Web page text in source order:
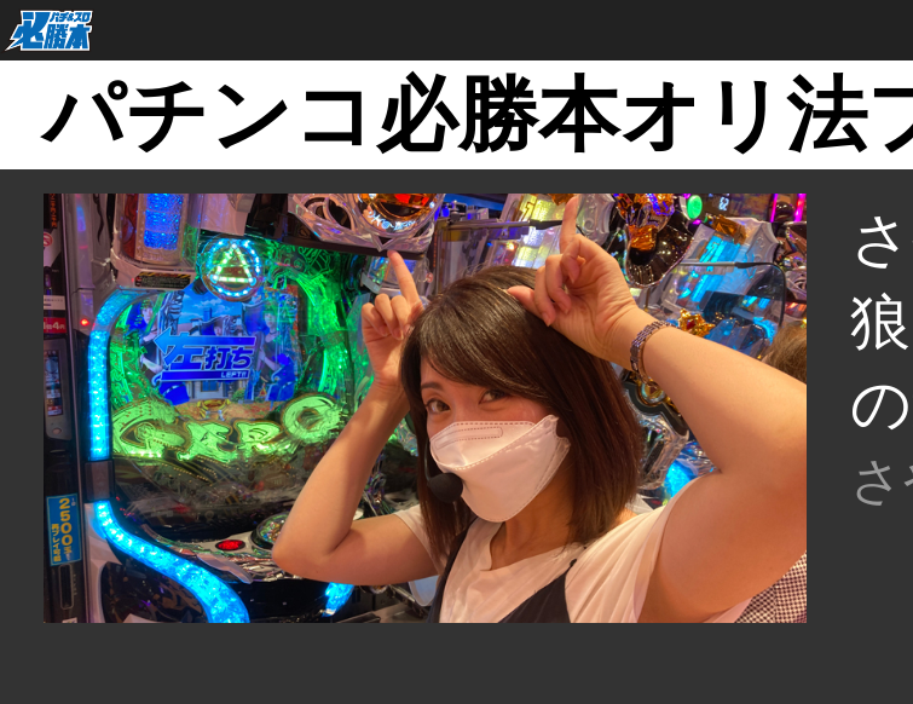
パチンコ必勝本オリ法